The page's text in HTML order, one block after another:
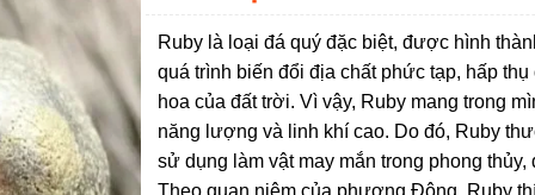
Ruby là loại đá quý đặc biệt, được hình
quá trình biến đổi địa chất phức tạp, hấp
hoa của đất trời. Vì vậy, Ruby mang trong
năng lượng và linh khí cao. Do đó, Ruby
sử dụng làm vật may mắn trong phong thủy,
Theo quan niệm của phương Đông, Ruby